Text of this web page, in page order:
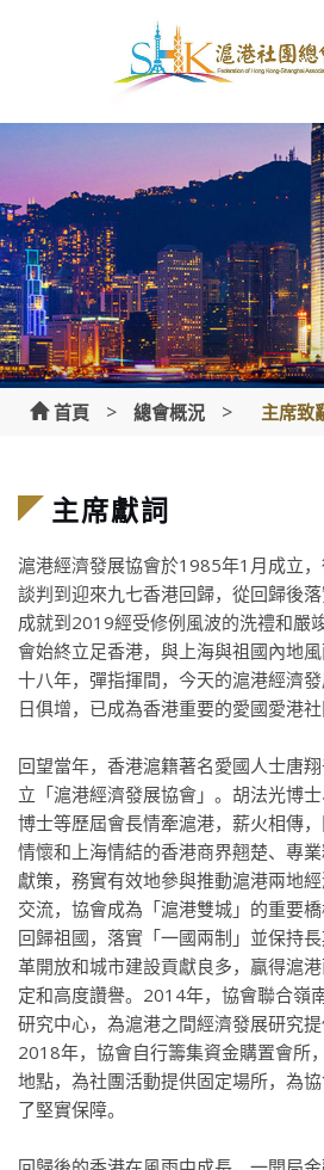
首頁 > 總會概況 > 主席致
主席獻詞
滬港經濟發展協會於1985年1月成立
談判到迎來九七香港回歸，從回歸後
成就到2019經受修例風波的洗禮和嚴
會始終立足香港，與上海與祖國內地
十八年，彈指揮間，今天的滬港經濟
日俱增，已成為香港重要的愛國愛港社
回望當年，香港滬籍著名愛國人士唐
立「滬港經濟發展協會」。胡法光博
博士等歷屆會長情牽滬港，薪火相傳
情懷和上海情結的香港商界翹楚、專
獻策，務實有效地參與推動滬港兩地
交流，協會成為「滬港雙城」的重要
回歸祖國，落實「一國兩制」並保持
革開放和城市建設貢獻良多，贏得滬
定和高度讚譽。2014年，協會聯合嶺
研究中心，為滬港之間經濟發展研究提
2018年，協會自行籌集資金購置會所
地點，為社團活動提供固定場所，為
了堅實保障。